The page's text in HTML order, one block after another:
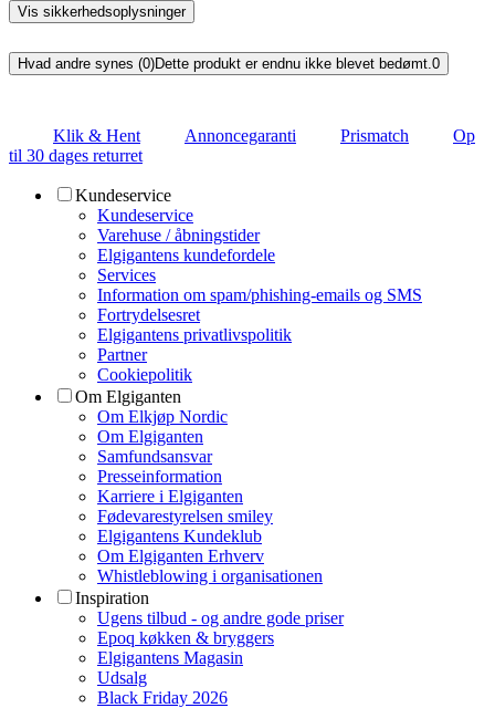
Vis sikkerhedsoplysninger
Hvad andre synes (0)Dette produkt er endnu ikke blevet bedømt. 0
Klik & Hent Annoncegaranti Prismatch
Op
til 30 dages returret
Kundeservice
Kundeservice
Varehuse / åbningstider
Elgigantens kundefordele
Services
Information om spam/phishing-emails og SMS
Fortrydelsesret
Elgigantens privatlivspolitik
Partner
Cookiepolitik
Om Elgiganten
Om Elkjøp Nordic
Om Elgiganten
Samfundsansvar
Presseinformation
Karriere i Elgiganten
Fødevarestyrelsen smiley
Elgigantens Kundeklub
Om Elgiganten Erhverv
Whistleblowing i organisationen
Inspiration
Ugens tilbud - og andre gode priser
Epoq køkken & bryggers
Elgigantens Magasin
Udsalg
Black Friday 2026